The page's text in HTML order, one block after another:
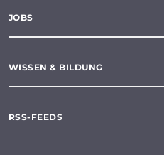
JOBS
WISSEN & BILDUNG
RSS-FEEDS